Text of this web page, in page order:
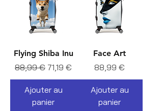
Flying Shiba Inu
Prix original
88,99 € Prix promotionnel
71,19 €
Ajouter au
panier
Face Art
Prix
88,99 €
Ajouter au
panier